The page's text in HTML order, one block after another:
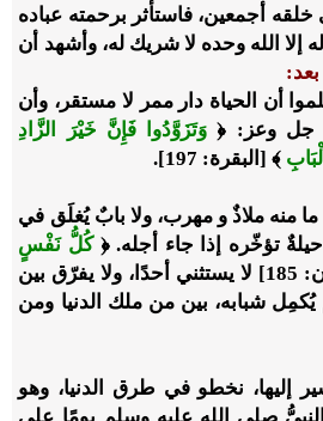
أجمعين، فاستأثر برحمته عباده
إلا الله وحده لا شريك له، وأشهد أن
بعد:
أن الحياة دار ممر لا مستقر، وأن
جل وعز: ﴿ وَتَزَوَّدُوا فَإِنَّ خَيْرَ الزَّادِ
﴾ [البقرة: 197].
منه ملاذٌ و مهرب، ولا بابٌ يُغلَق في
تؤخّره إذا جاء أجله. ﴿كُلُّ نَفْسٍ
﴾ [آل عمران: 185] لا يستثني أحدًا، ولا يفرّق بين
شبابه، بين من ملك الدنيا ومن
إليها، نخطو في طرق الدنيا، وهو